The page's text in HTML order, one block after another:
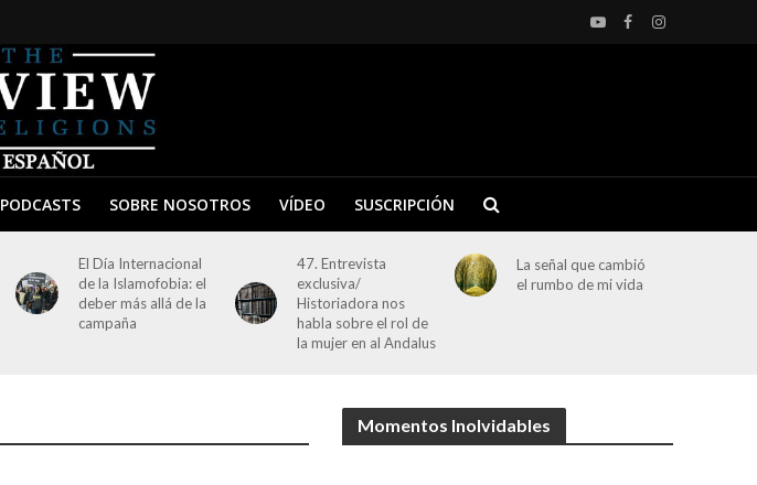
PODCASTS SOBRE NOSOTROS VÍDEO SUSCRIPCIÓN
El Día Internacional
de la Islamofobia: el
deber más allá de la
campaña
47. Entrevista
exclusiva/
Historiadora nos
habla sobre el rol de
la mujer en al Andalus
La señal que cambió
el rumbo de mi vida
Momentos Inolvidables